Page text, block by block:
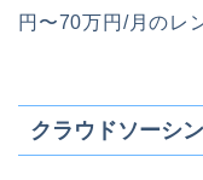
円〜70万円/月のレ
クラウドソーシ